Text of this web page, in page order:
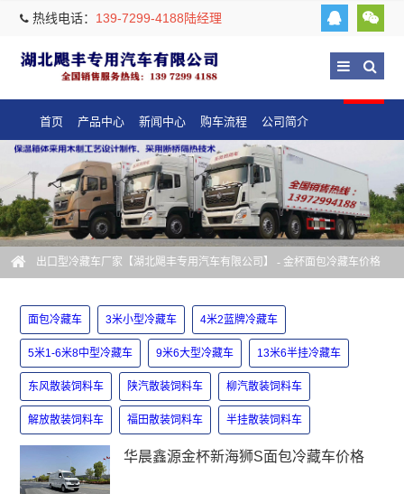
热线电话： 139-7299-4188陆经理
首页 产品中心 新闻中心 购车流程 公司简介
出口型冷藏车厂家【湖北飓丰专用汽车有限公司】 - 金杯面包冷藏车价格
面包冷藏车 3米小型冷藏车 4米2蓝牌冷藏车
5米1-6米8中型冷藏车 9米6大型冷藏车 13米6半挂冷藏车
东风散装饲料车 陕汽散装饲料车 柳汽散装饲料车
解放散装饲料车 福田散装饲料车 半挂散装饲料车
华晨鑫源金杯新海狮S面包冷藏车价格